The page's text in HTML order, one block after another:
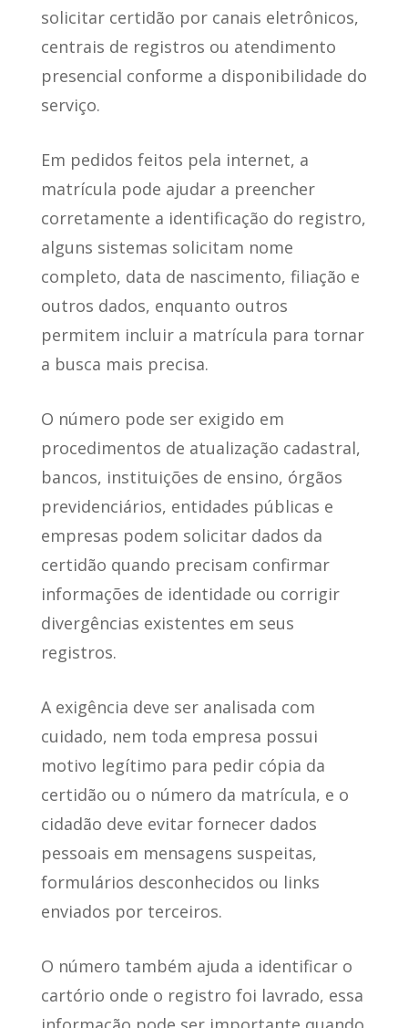
solicitar certidão por canais eletrônicos,
centrais de registros ou atendimento
presencial conforme a disponibilidade do
serviço.
Em pedidos feitos pela internet, a
matrícula pode ajudar a preencher
corretamente a identificação do registro,
alguns sistemas solicitam nome
completo, data de nascimento, filiação e
outros dados, enquanto outros
permitem incluir a matrícula para tornar
a busca mais precisa.
O número pode ser exigido em
procedimentos de atualização cadastral,
bancos, instituições de ensino, órgãos
previdenciários, entidades públicas e
empresas podem solicitar dados da
certidão quando precisam confirmar
informações de identidade ou corrigir
divergências existentes em seus
registros.
A exigência deve ser analisada com
cuidado, nem toda empresa possui
motivo legítimo para pedir cópia da
certidão ou o número da matrícula, e o
cidadão deve evitar fornecer dados
pessoais em mensagens suspeitas,
formulários desconhecidos ou links
enviados por terceiros.
O número também ajuda a identificar o
cartório onde o registro foi lavrado, essa